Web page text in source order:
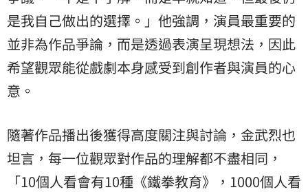
是我自己做出的選擇。」他強調，演員最重要的
並非為作品爭論，而是透過表演呈現想法，因此
希望觀眾能從戲劇本身感受到創作者與演員的心
意。
隨著作品播出後獲得高度關注與討論，金武烈也
坦言，每一位觀眾對作品的理解都不盡相同，
「10個人看會有10種《鐵拳教育》，1000個人看